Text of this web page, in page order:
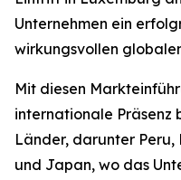
Unternehmen ein
wirkungsvollen
Mit diesen
internationale Präsenz
Länder, darunter Peru,
und Japan, wo das